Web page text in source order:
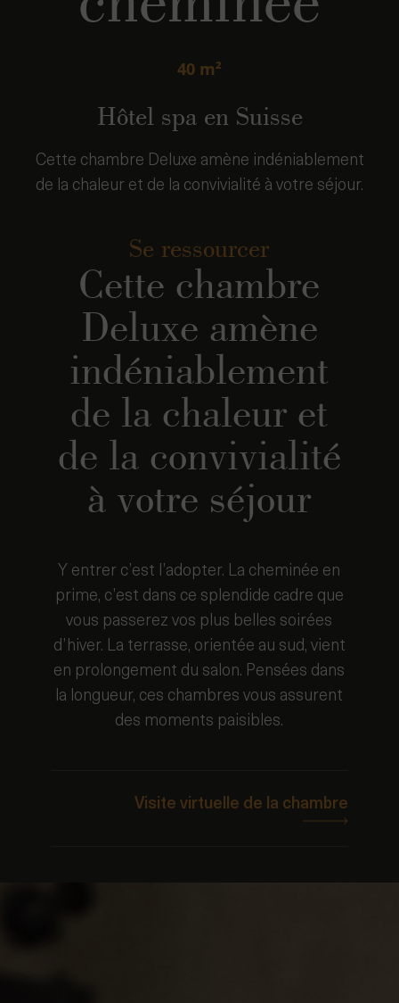
40 m²
Hôtel spa en Suisse
Cette chambre Deluxe amène indéniablement
de la chaleur et de la convivialité à votre séjour.
Se ressourcer
Cette chambre
Deluxe amène
indéniablement
de la chaleur et
de la convivialité
à votre séjour
Y entrer c’est l’adopter. La cheminée en
prime, c’est dans ce splendide cadre que
vous passerez vos plus belles soirées
d’hiver. La terrasse, orientée au sud, vient
en prolongement du salon. Pensées dans
la longueur, ces chambres vous assurent
des moments paisibles.
Visite virtuelle de la chambre